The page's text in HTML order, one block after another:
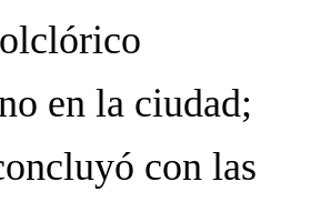
en la ciudad;
con las